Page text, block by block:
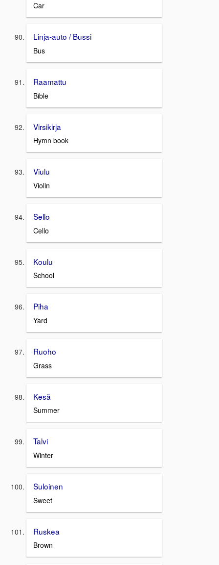
Car
Linja-auto / Bussi
Bus
Raamattu
Bible
Virsikirja
Hymn book
Viulu
Violin
Sello
Cello
Koulu
School
Piha
Yard
Ruoho
Grass
Kesä
Summer
Talvi
Winter
Suloinen
Sweet
Ruskea
Brown